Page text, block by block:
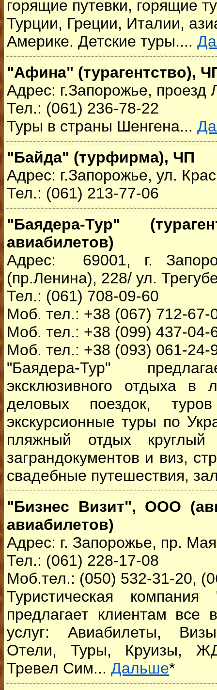
горящие путевки, горящие
Турции, Греции, Италии,
Америке. Детские туры....
"Афина" (турагентство),
Адрес: г.Запорожье, проезд
Тел.: (061) 236-78-22
Туры в страны Шенгена...
"Байда" (турфирма), ЧП
Адрес: г.Запорожье, ул.
Тел.: (061) 213-77-06
"Баядера-Тур"
авиабилетов)
Адрес: 69001, г.
(пр.Ленина), 228/ ул.
Тел.: (061) 708-09-60
Моб. тел.: +38 (067) 712-67-
Моб. тел.: +38 (099) 437-04-
Моб. тел.: +38 (093) 061-24-
"Баядера-Тур"
эксклюзивного отдыха в
деловых поездок,
экскурсионные туры по
пляжный отдых
заграндокументов и виз,
свадебные путешествия,
"Бизнес Визит", ООО
авиабилетов)
Адрес: г. Запорожье, пр.
Тел.: (061) 228-17-08
Моб.тел.: (050) 532-31-20,
Туристическая
предлагает клиентам все
услуг: Авиабилеты,
Отели, Туры, Круизы,
Тревел Сим... Дальше*